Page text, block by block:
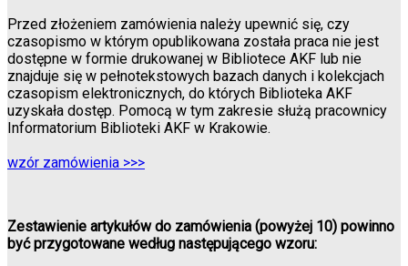
Przed złożeniem zamówienia należy upewnić się, czy
czasopismo w którym opublikowana została praca nie jest
dostępne w formie drukowanej w Bibliotece AKF lub nie
znajduje się w pełnotekstowych bazach danych i kolekcjach
czasopism elektronicznych, do których Biblioteka AKF
uzyskała dostęp. Pomocą w tym zakresie służą pracownicy
Informatorium Biblioteki AKF w Krakowie.
wzór zamówienia >>>
Zestawienie artykułów do zamówienia (powyżej 10) powinno
być przygotowane według następującego wzoru: